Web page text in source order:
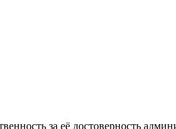
за её достоверность